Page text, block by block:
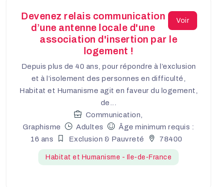
Voir
Devenez relais communication
d’une antenne locale d'une
association d'insertion par le
logement !
Depuis plus de 40 ans, pour répondre à l’exclusion
et à l’isolement des personnes en difficulté,
Habitat et Humanisme agit en faveur du logement,
de...
Communication,
Graphisme
Adultes
Âge minimum requis :
16 ans
Exclusion & Pauvreté 78400
Habitat et Humanisme - Ile-de-France